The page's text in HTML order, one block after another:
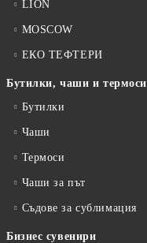
LION
MOSCOW
ЕКО ТЕФТЕРИ
Бутилки, чаши и термоси
Бутилки
Чаши
Термоси
Чаши за път
Съдове за сублимация
Бизнес сувенири